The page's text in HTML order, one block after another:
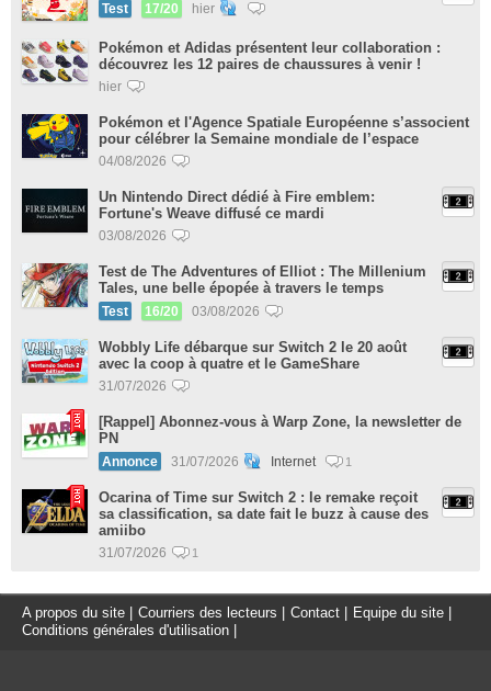
Test 17/20 hier
Pokémon et Adidas présentent leur collaboration :
découvrez les 12 paires de chaussures à venir !
hier
Pokémon et l'Agence Spatiale Européenne s’associent
pour célébrer la Semaine mondiale de l’espace
04/08/2026
Un Nintendo Direct dédié à Fire emblem:
Fortune's Weave diffusé ce mardi
03/08/2026
Test de The Adventures of Elliot : The Millenium
Tales, une belle épopée à travers le temps
Test 16/20 03/08/2026
Wobbly Life débarque sur Switch 2 le 20 août
avec la coop à quatre et le GameShare
31/07/2026
[Rappel] Abonnez-vous à Warp Zone, la newsletter de
PN
Annonce 31/07/2026 Internet 1
Ocarina of Time sur Switch 2 : le remake reçoit
sa classification, sa date fait le buzz à cause des
amiibo
31/07/2026 1
A propos du site Courriers des lecteurs Contact Equipe du site
Conditions générales d'utilisation